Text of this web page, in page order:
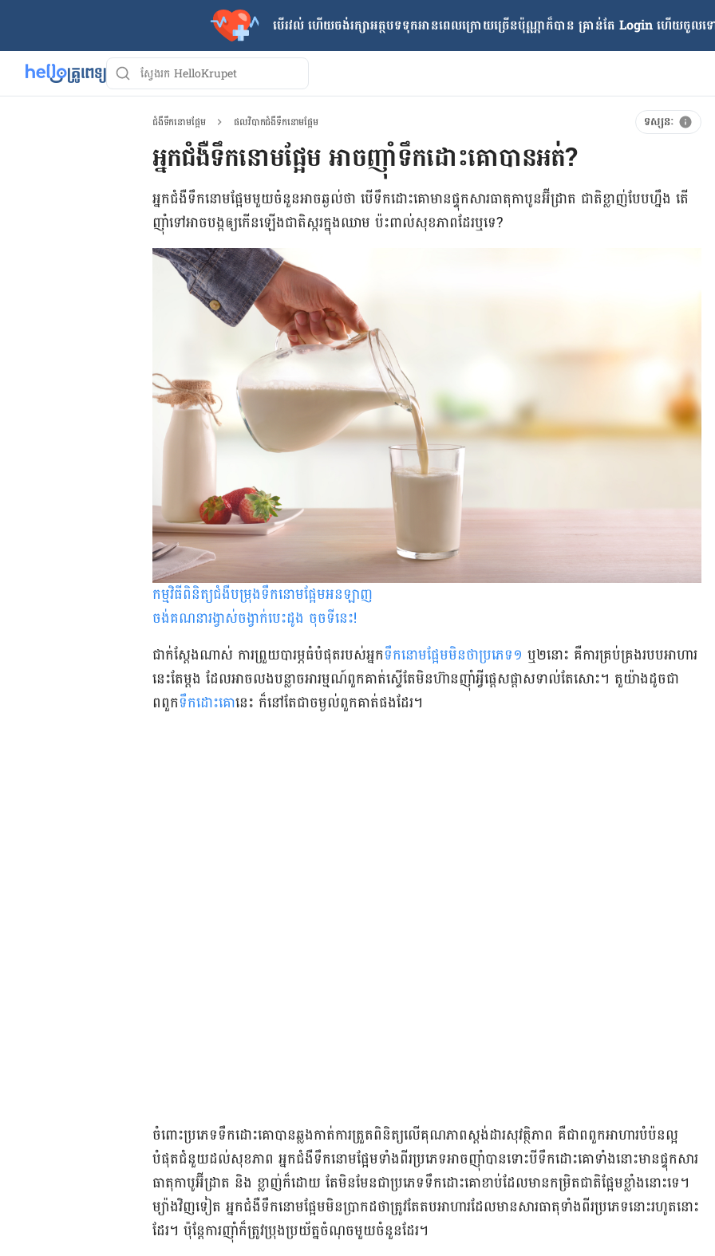
បើរវល់ ហើយចង់​រក្សាអត្ថបទទុកអានពេលក្រោយ​ច្រើនប៉ុណ្ណាក៏បាន គ្រាន់តែ​ Login ហើយចូលទ
ជំងឺទឹកនោមផ្អែម ផលវិបាកជំងឺទឹកនោមផ្អែម ទស្សនៈ
អ្នកជំងឺទឹកនោមផ្អែម​ អាចញ៉ាំទឹកដោះគោបានអត់?
អ្នកជំងឺទឹកនោមផ្អែមមួយចំនួនអាចឆ្ងល់ថា បើទឹកដោះគោមានផ្ទុកសារធាតុកាបូនអ៊ីដ្រាត ជាតិខ្លាញ់បែបហ្នឹង តើ
ញ៉ាំទៅអាចបង្កឲ្យកើនឡើងជាតិស្ករក្នុងឈាម ប៉ះពាល់សុខភាពដែរឬទេ?
កម្មវិធីពិនិត្យជំងឺបម្រុងទឹកនោមផ្អែមអនឡាញ
ចង់គណនារង្វាស់ចង្វាក់បេះដូង ចុចទីនេះ!
ជាក់ស្ដែងណាស់ ការព្រួយបារម្ភធំបំផុតរបស់​អ្នកទឹកនោមផ្អែមមិនថាប្រភេទ១ ឬ២នោះ គឺការគ្រប់គ្រងរបបអាហារ
នេះតែម្ដង ដែលអាចលងបន្លាចអារម្មណ៍ពួកគាត់ស្ទើតែមិនហ៊ានញ៉ាំអ្វីផ្ដេសផ្ដាសទាល់តែសោះ។ តួយ៉ាងដូចជា
ពពួកទឹកដោះគោនេះ ក៏នៅតែជាចម្ងល់ពួកគាត់ផងដែរ។
ចំពោះប្រភេទទឹកដោះគោបានឆ្លងកាត់ការត្រួតពិនិត្យលើគុណភាពស្ដង់ដារសុវត្ថិភាព គឺជាពពួកអាហារបំប៉នល្អ
បំផុតជំនួយដល់សុខភាព អ្នកជំងឺទឹកនោមផ្អែមទាំងពីរប្រភេទអាចញ៉ាំបានទោះបីទឹកដោះគោទាំងនោះមានផ្ទុកសារ
ធាតុកាបូអ៊ីដ្រាត និង ខ្លាញ់ក៏ដោយ តែមិនមែន​​ជា​ប្រភេទ​ទឹក​ដោះ​គោខាប់ដែល​មាន​កម្រិត​ជាតិផ្អែម​ខ្លាំង​នោះទេ​។
ម្យ៉ាងវិញទៀត អ្នកជំងឺទឹកនោមផ្អែមមិនប្រាកដថាត្រូវតែតបអាហារដែលមានសារធាតុទាំងពីរប្រភេទនោះរហូតនោះ
ដែរ។ ប៉ុន្ដែការញ៉ាំក៏ត្រូវប្រុងប្រយ័ត្នចំណុចមួយចំនួន​ដែរ​។​